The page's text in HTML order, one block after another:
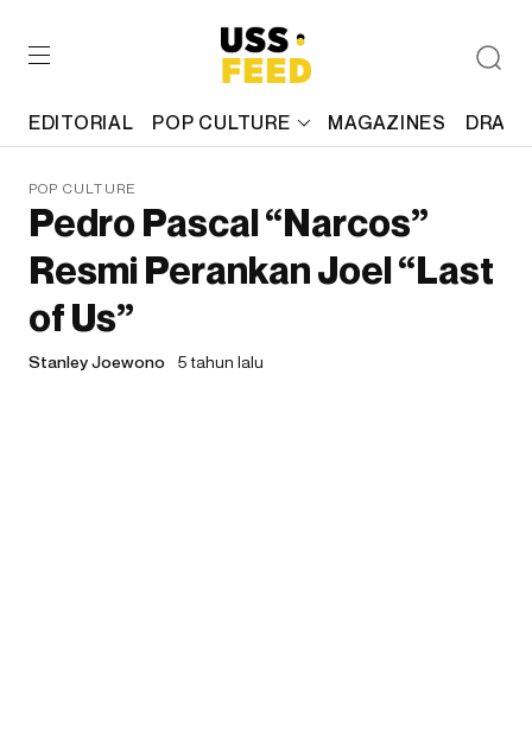
EDITORIAL POP CULTURE MAGAZINES
POP CULTURE
Pedro Pascal “Narcos”
Resmi Perankan Joel “Last
of Us”
Stanley Joewono 5 tahun lalu